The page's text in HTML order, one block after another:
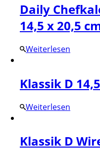
Daily
14,5 x 20,5
Weiterlesen
Klassik D
Weiterlesen
Klassik D